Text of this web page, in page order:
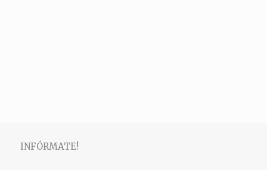
INFÓRMATE!